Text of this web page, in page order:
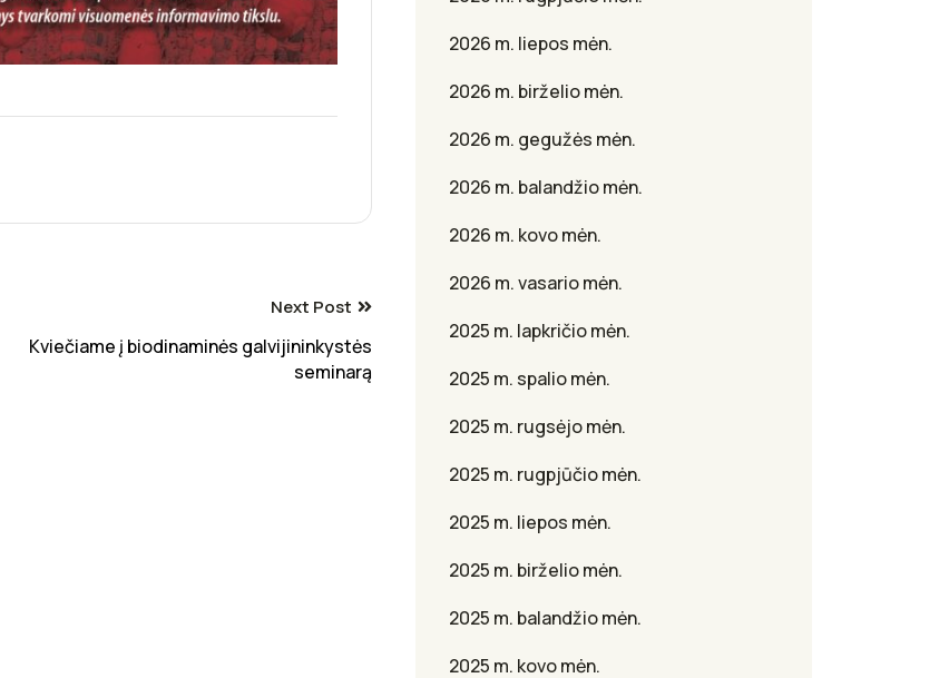
Next Post
Kviečiame į biodinaminės galvijininkystės
seminarą
2026 m. liepos mėn.
2026 m. birželio mėn.
2026 m. gegužės mėn.
2026 m. balandžio mėn.
2026 m. kovo mėn.
2026 m. vasario mėn.
2025 m. lapkričio mėn.
2025 m. spalio mėn.
2025 m. rugsėjo mėn.
2025 m. rugpjūčio mėn.
2025 m. liepos mėn.
2025 m. birželio mėn.
2025 m. balandžio mėn.
2025 m. kovo mėn.